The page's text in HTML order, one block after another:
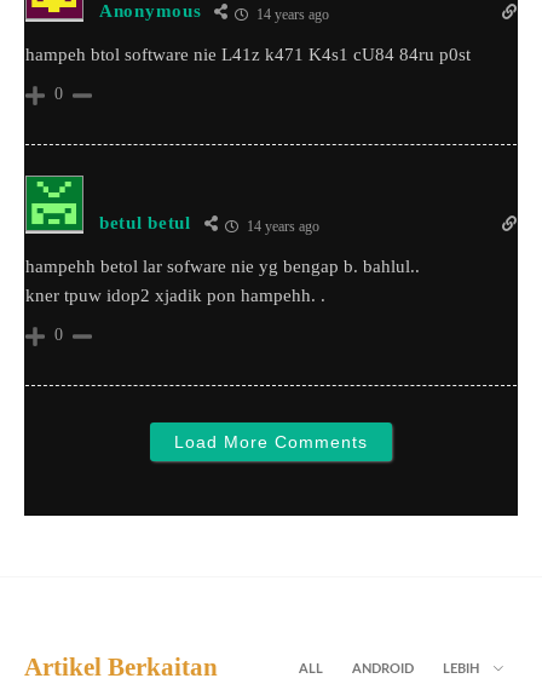
Anonymous 14 years ago
hampeh btol software nie L41z k471 K4s1 cU84 84ru p0st
0
betul betul 14 years ago
hampehh betol lar sofware nie yg bengap b. bahlul..
kner tpuw idop2 xjadik pon hampehh. .
0
Load More Comments
Artikel Berkaitan ALL ANDROID LEBIH